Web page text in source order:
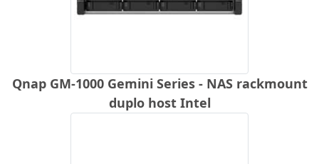
Qnap GM-1000 Gemini Series - NAS rackmount
duplo host Intel